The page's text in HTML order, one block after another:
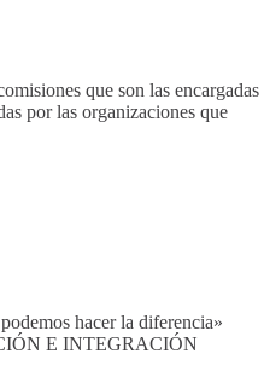
que son las encargadas
por las organizaciones que
hacer la diferencia»
E INTEGRACIÓN